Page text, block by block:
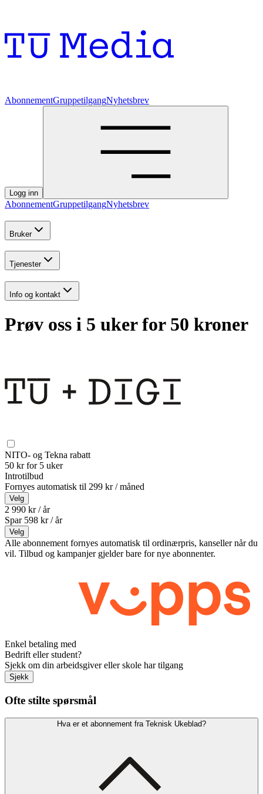
AbonnementGruppetilgangNyhetsbrev
Logg inn
AbonnementGruppetilgangNyhetsbrev
Bruker
Tjenester
Info og kontakt
Prøv oss i 5 uker for 50 kroner
NITO- og Tekna rabatt
50 kr for 5 uker
Introtilbud
Fornyes automatisk til 299 kr / måned
Velg
2 990 kr / år
Spar 598 kr /år
Velg
Alle abonnement fornyes automatisk til ordinærpris, kanseller når du
vil. Tilbud og kampanjer gjelder bare for nye abonnenter.
Enkel betaling med
Bedrift eller student?
Sjekk om din arbeidsgiver eller skole har tilgang
Sjekk
Ofte stilte spørsmål
Hva er et abonnement fra Teknisk Ukeblad?